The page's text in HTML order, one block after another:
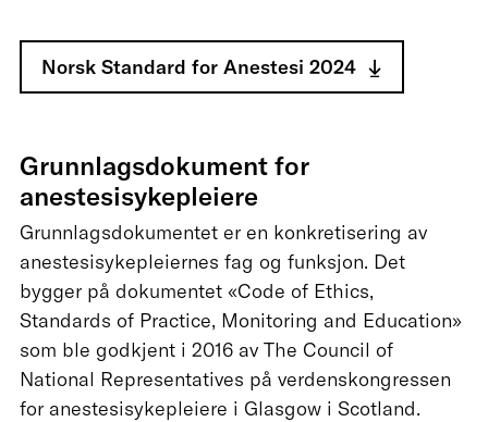
Norsk Standard for Anestesi 2024
Grunnlagsdokument for
anestesisykepleiere
Grunnlagsdokumentet er en konkretisering av
anestesisykepleiernes fag og funksjon. Det
bygger på dokumentet «Code of Ethics,
Standards of Practice, Monitoring and Education»
som ble godkjent i 2016 av The Council of
National Representatives på verdenskongressen
for anestesisykepleiere i Glasgow i Scotland.